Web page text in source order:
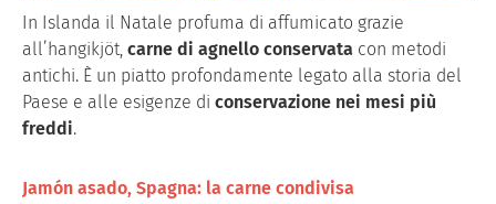
In Islanda il Natale profuma di affumicato grazie
all’hangikjöt, carne di agnello conservata con metodi
antichi. È un piatto profondamente legato alla storia del
Paese e alle esigenze di conservazione nei mesi più
freddi.
Jamón asado, Spagna: la carne condivisa